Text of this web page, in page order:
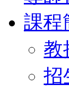
課程
教
招